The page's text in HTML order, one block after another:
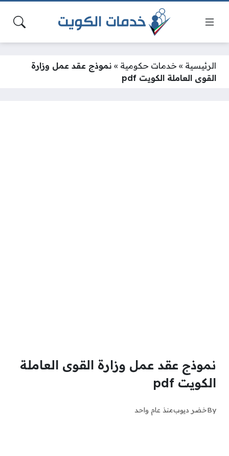
الرئيسية » خدمات حكومية » نموذج عقد عمل وزارة
القوى العاملة الكويت pdf
نموذج عقد عمل وزارة القوى العاملة
الكويت pdf
Byخضر ديوبمنذ عام واحد